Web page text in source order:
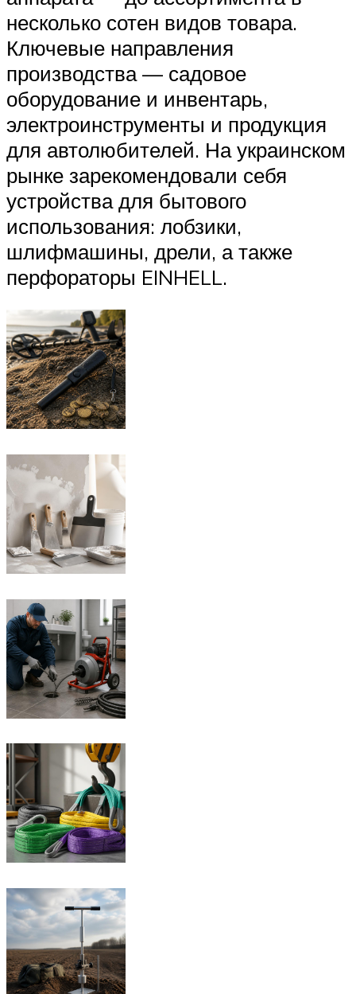
несколько сотен видов товара.
Ключевые направления
производства — садовое
оборудование и инвентарь,
электроинструменты и продукция
для автолюбителей. На украинском
рынке зарекомендовали себя
устройства для бытового
использования: лобзики,
шлифмашины, дрели, а также
перфораторы EINHELL.